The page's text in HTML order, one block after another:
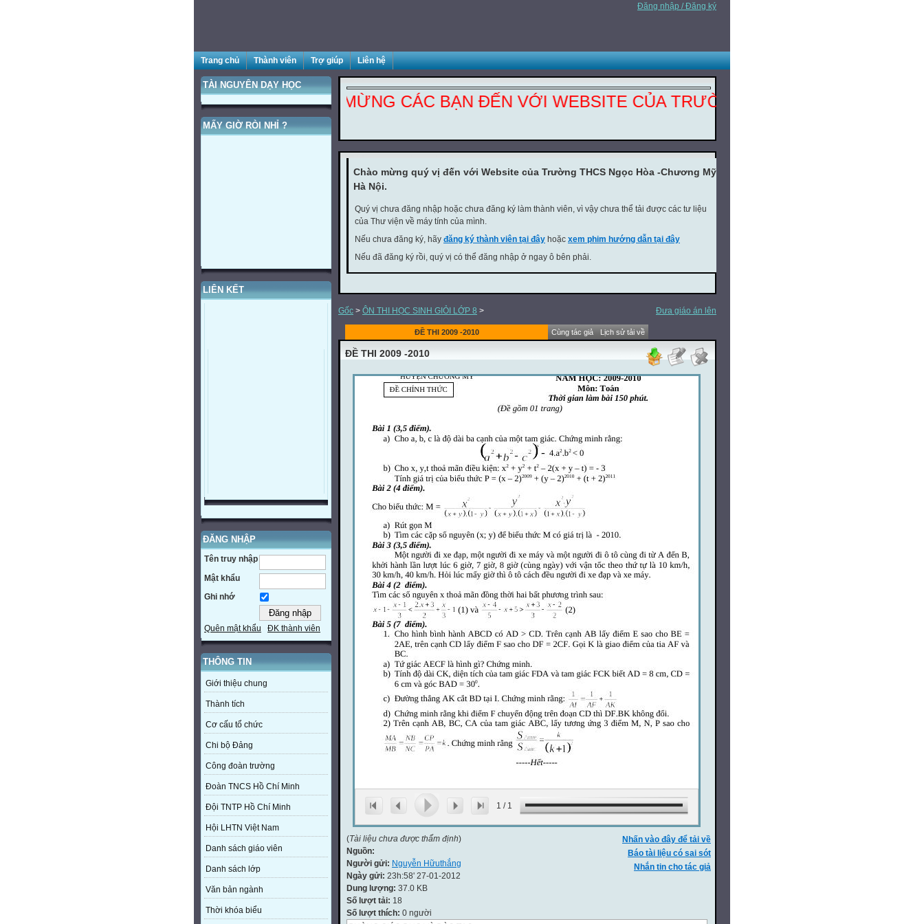
Đăng nhập / Đăng ký
Trang chủ Thành viên Trợ giúp Liên hệ
TÀI NGUYÊN DẠY HỌC
MẤY GIỜ RÒI NHỈ ?
LIÊN KẾT
ĐĂNG NHẬP
Tên truy nhập
Mật khẩu
Ghi nhớ
Quên mật khẩu ĐK thành viên
THÔNG TIN
Giới thiệu chung
Thành tích
Cơ cấu tổ chức
Chi bộ Đảng
Công đoàn trường
Đoàn TNCS Hồ Chí Minh
Đội TNTP Hồ Chí Minh
Hội LHTN Việt Nam
Danh sách giáo viên
Danh sách lớp
Văn bản ngành
Thời khóa biểu
CHÀO MỪNG CÁC BẠN ĐẾN VỚI WEBSITE CỦA TRƯỜNG THCS NGỌC HÒA -
Chào mừng quý vị đến với Website của Trường THCS Ngọc Hòa -Chương Mỹ -
Hà Nội.
Quý vị chưa đăng nhập hoặc chưa đăng ký làm thành viên, vì vậy chưa thể tải được các tư liệu
của Thư viện về máy tính của mình.
Nếu chưa đăng ký, hãy đăng ký thành viên tại đây hoặc xem phim hướng dẫn tại đây
Nếu đã đăng ký rồi, quý vị có thể đăng nhập ở ngay ô bên phải.
Đưa giáo án lên
Gốc > ÔN THI HỌC SINH GIỎI LỚP 8 >
ĐỀ THI 2009 -2010 Cùng tác giả Lịch sử tải về
ĐỀ THI 2009 -2010
1 / 1
Nhấn vào đây để tải về
Báo tài liệu có sai sót
Nhắn tin cho tác giả
(Tài liệu chưa được thẩm định)
Nguồn:
Người gửi: Nguyễn Hữuthắng
Ngày gửi: 23h:58' 27-01-2012
Dung lượng: 37.0 KB
Số lượt tải: 18
Số lượt thích: 0 người